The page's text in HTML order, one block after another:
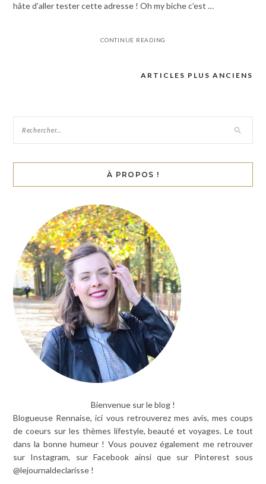
hâte d’aller tester cette adresse ! Oh my biche c’est …
CONTINUE READING
articles
ARTICLES PLUS ANCIENS
À PROPOS !
Bienvenue sur le blog !
Blogueuse Rennaise, ici vous retrouverez mes avis, mes coups
de coeurs sur les thèmes lifestyle, beauté et voyages. Le tout
dans la bonne humeur ! Vous pouvez également me retrouver
sur Instagram, sur Facebook ainsi que sur Pinterest sous
@lejournaldeclarisse !